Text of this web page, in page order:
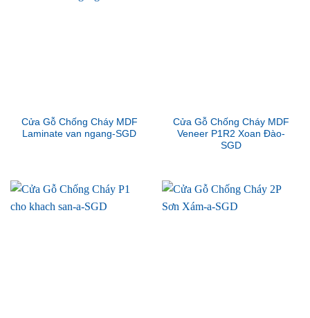
Cửa Gỗ Chống Cháy MDF
Laminate van ngang-SGD
Cửa Gỗ Chống Cháy MDF
Veneer P1R2 Xoan Đào-
SGD